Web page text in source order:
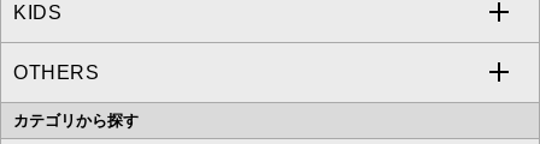
MICHEL KLEIN
MK MICHEL KLEIN
OFUON le MK
a.v.v
MICHEL KLEIN HOMME
MK MICHEL KLEIN HOMME
KIDS
a.v.v
OTHERS
MK MICHEL KLEIN BAG
カテゴリから探す